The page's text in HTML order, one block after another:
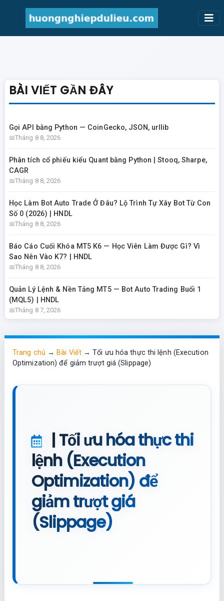
BÀI VIẾT GẦN ĐÂY
Gọi API bằng Python — CoinGecko, JSON, urllib
Tháng 8 8, 2026
Phân tích cổ phiếu kiểu Quant bằng Python | Stooq, Sharpe,
CAGR
Tháng 8 8, 2026
Học Làm Bot Auto Trade Ở Đâu? Lộ Trình Tự Xây Bot Từ Con
Số 0 (2026) | HNDL
Tháng 8 8, 2026
Báo Cáo Cuối Khóa MT5 K6 — Học Viên Làm Được Gì? Vì
Sao Nên Vào K7? | HNDL
Tháng 8 8, 2026
Quản Lý Lệnh & Nền Tảng MT5 — Bot Auto Trading Buổi 1
(MQL5) | HNDL
Tháng 8 7, 2026
Trang chủ →Bài Viết→Tối ưu hóa thực thi lệnh (Execution
Optimization) để giảm trượt giá (Slippage)
| Tối ưu hóa thực thi
lệnh (Execution
Optimization) để
giảm trượt giá
(Slippage)